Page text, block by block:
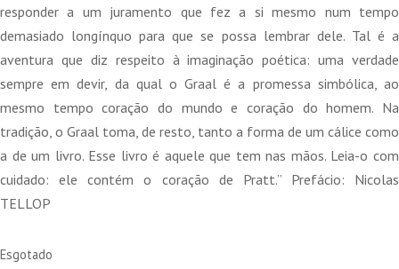
responder a um juramento que fez a si mesmo num tempo
demasiado longínquo para que se possa lembrar dele. Tal é a
aventura que diz respeito à imaginação poética: uma verdade
sempre em devir, da qual o Graal é a promessa simbólica, ao
mesmo tempo coração do mundo e coração do homem. Na
tradição, o Graal toma, de resto, tanto a forma de um cálice como
a de um livro. Esse livro é aquele que tem nas mãos. Leia-o com
cuidado: ele contém o coração de Pratt.” Prefácio: Nicolas
TELLOP
Esgotado